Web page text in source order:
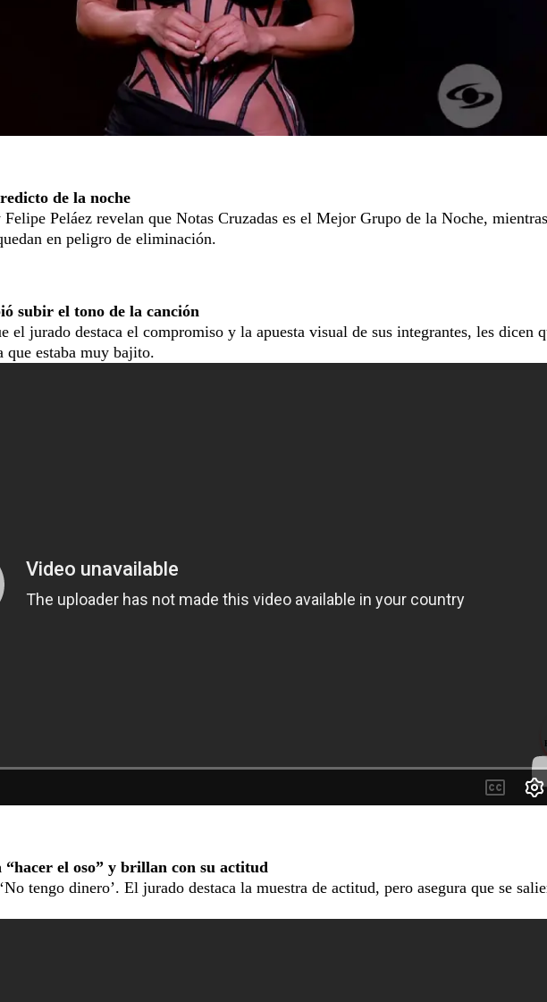
de la noche
Peláez revelan que Notas Cruzadas es el Mejor Grupo de la Noche,
en peligro de eliminación.
subir el tono de la canción
el jurado destaca el compromiso y la apuesta visual de sus integrantes, les dicen
que estaba muy bajito.
el oso” y brillan con su actitud
tengo dinero’. El jurado destaca la muestra de actitud, pero asegura que se